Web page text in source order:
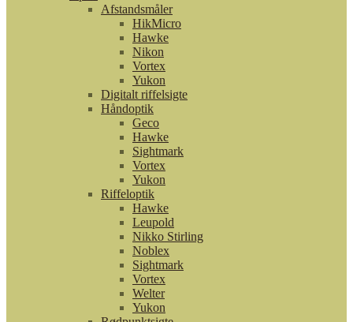
Afstandsmåler
HikMicro
Hawke
Nikon
Vortex
Yukon
Digitalt riffelsigte
Håndoptik
Geco
Hawke
Sightmark
Vortex
Yukon
Riffeloptik
Hawke
Leupold
Nikko Stirling
Noblex
Sightmark
Vortex
Welter
Yukon